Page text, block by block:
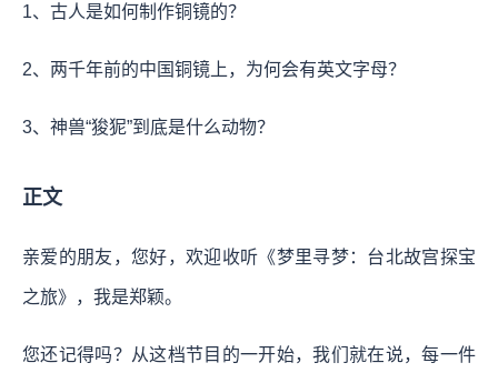
1、古人是如何制作铜镜的？
2、两千年前的中国铜镜上，为何会有英文字母？
3、神兽“狻狔”到底是什么动物？
正文
亲爱的朋友，您好，欢迎收听《梦里寻梦：台北故宫探宝
之旅》，我是郑颖。
您还记得吗？从这档节目的一开始，我们就在说，每一件